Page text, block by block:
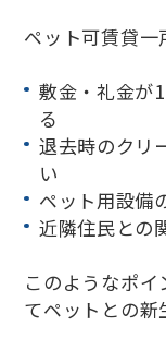
ペット可賃貸
敷金・礼金が
る
退去時のクリ
い
ペット用設備
近隣住民との
このようなポ
てペットとの新